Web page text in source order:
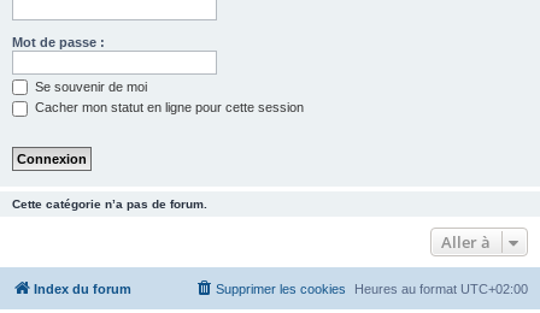
Mot de passe :
Se souvenir de moi
Cacher mon statut en ligne pour cette session
Cette catégorie n’a pas de forum.
Aller à
Index du forum Heures au format UTC+02:00
Supprimer les cookies